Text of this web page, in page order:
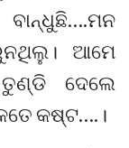
ଆମେ
ଦେଲେ
କଷ୍ଟ….।